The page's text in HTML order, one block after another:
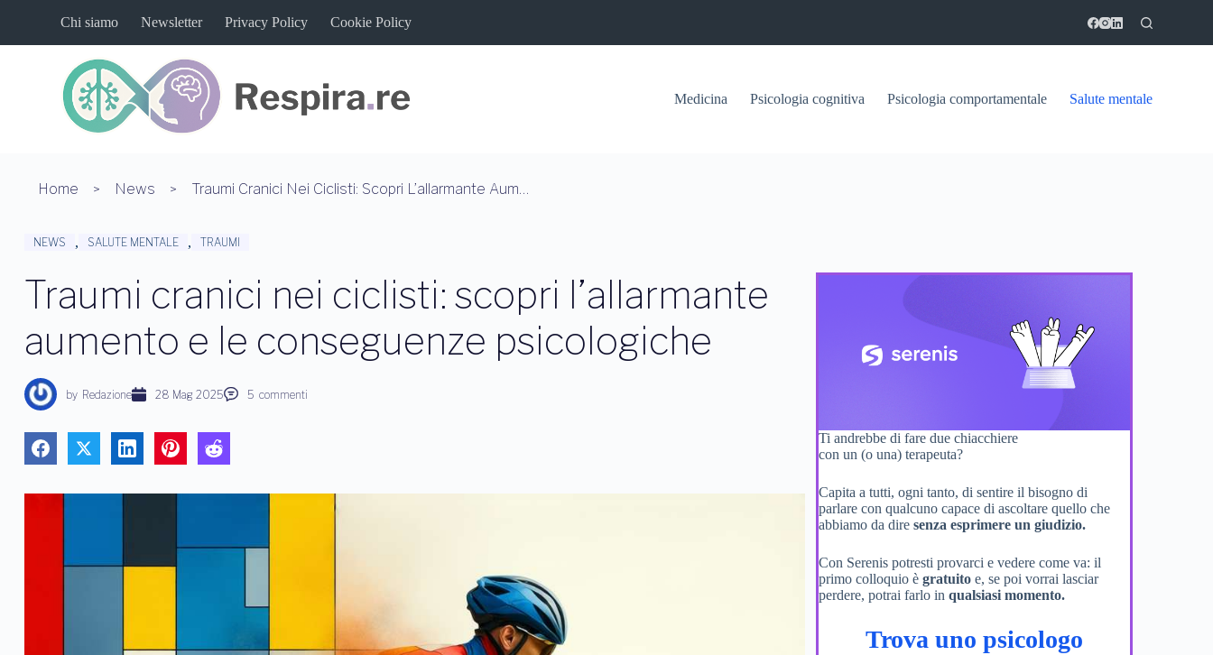
l
Chi siamo Newsletter Privacy Policy Cookie Policy
Medicina Psicologia cognitiva Psicologia comportamentale Salute mentale
Home News Traumi Cranici Nei Ciclisti: Scopri L’allarmante Aumento E Le Conseguenze Psicologiche
NEWS , SALUTE MENTALE , TRAUMI
Traumi cranici nei ciclisti: scopri l’allarmante
aumento e le conseguenze psicologiche
by Redazione 28 Mag 2025 5 commenti
Ti andrebbe di fare due chiacchiere
con un (o una) terapeuta?
Capita a tutti, ogni tanto, di sentire il bisogno di
parlare con qualcuno capace di ascoltare quello che
abbiamo da diresenza esprimere un giudizio.
Con Serenis potresti provarci e vedere come va: il
primo colloquio ègratuito e, se poi vorrai lasciar
perdere, potrai farlo inqualsiasi momento.
Trova uno psicologo